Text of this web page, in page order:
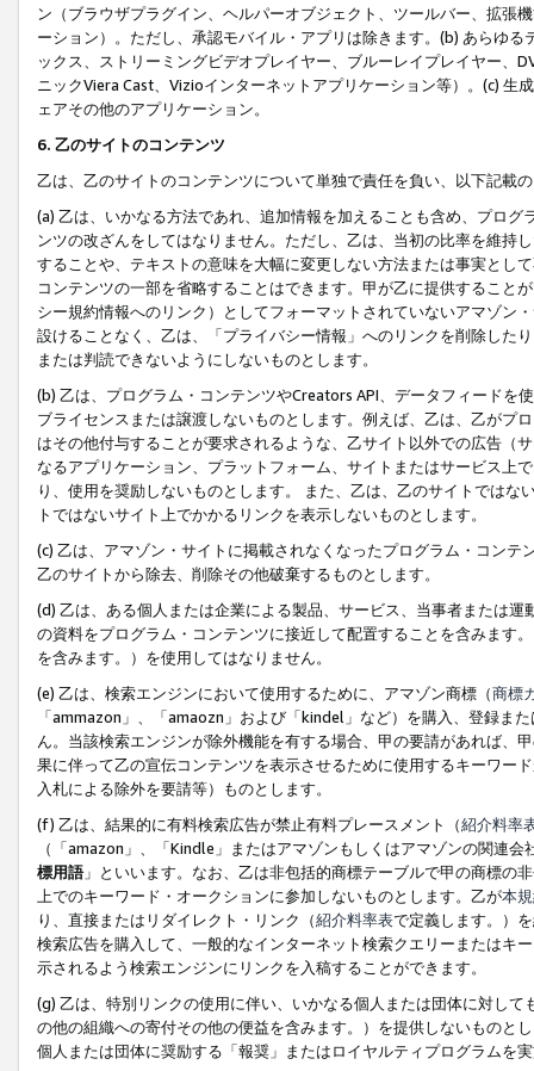
ン（ブラウザプラグイン、ヘルパーオブジェクト、ツールバー、拡張
ーション）。ただし、承認モバイル・アプリは除きます。(b) あらゆ
ックス、ストリーミングビデオプレイヤー、ブルーレイプレイヤー、
ニックViera Cast、Vizioインターネットアプリケーション等）。(c)
ェアその他のアプリケーション。
6. 乙のサイトのコンテンツ
乙は、乙のサイトのコンテンツについて単独で責任を負い、以下記載
(a) 乙は、いかなる方法であれ、追加情報を加えることも含め、プロ
ンツの改ざんをしてはなりません。ただし、乙は、当初の比率を維持
することや、テキストの意味を大幅に変更しない方法または事実とし
コンテンツの一部を省略することはできます。甲が乙に提供すること
シー規約情報へのリンク）としてフォーマットされていないアマゾン
設けることなく、乙は、「プライバシー情報」へのリンクを削除した
または判読できないようにしないものとします。
(b) 乙は、プログラム・コンテンツやCreators API、データフィード
ブライセンスまたは譲渡しないものとします。例えば、乙は、乙がプ
はその他付与することが要求されるような、乙サイト以外での広告（
なるアプリケーション、プラットフォーム、サイトまたはサービス上
り、使用を奨励しないものとします。 また、乙は、乙のサイトでは
トではないサイト上でかかるリンクを表示しないものとします。
(c) 乙は、アマゾン・サイトに掲載されなくなったプログラム・コン
乙のサイトから除去、削除その他破棄するものとします。
(d) 乙は、ある個人または企業による製品、サービス、当事者または
の資料をプログラム・コンテンツに接近して配置することを含みます
を含みます。）を使用してはなりません。
(e) 乙は、検索エンジンにおいて使用するために、アマゾン商標（商標
「ammazon」、「amaozn」および「kindel」など）を購入、登録ま
ん。当該検索エンジンが除外機能を有する場合、甲の要請があれば、
果に伴って乙の宣伝コンテンツを表示させるために使用するキーワー
入札による除外を要請等）ものとします。
(f) 乙は、結果的に有料検索広告が禁止有料プレースメント（紹介料率
（「amazon」、「Kindle」またはアマゾンもしくはアマゾンの関連
標用語」といいます。なお、乙は非包括的商標テーブルで甲の商標の
上でのキーワード・オークションに参加しないものとします。乙が本
り、直接またはリダイレクト・リンク（紹介料率表で定義します。）
検索広告を購入して、一般的なインターネット検索クエリーまたはキ
示されるよう検索エンジンにリンクを入稿することができます。
(g) 乙は、特別リンクの使用に伴い、いかなる個人または団体に対し
の他の組織への寄付その他の便益を含みます。）を提供しないものと
個人または団体に奨励する「報奨」またはロイヤルティプログラムを